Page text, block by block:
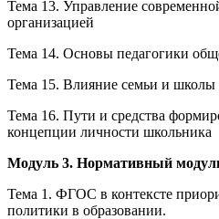
Тема 13. Управление
организацией
Тема 14. Основы педагогики
Тема 15. Влияние семьи и школы
Тема 16. Пути и средства
концепции личности школьника
Модуль 3. Нормативный
Тема 1. ФГОС в контексте
политики в образовании.